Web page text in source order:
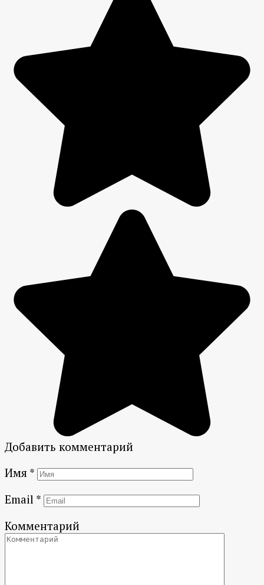
Добавить комментарий
Имя *
Email *
Комментарий